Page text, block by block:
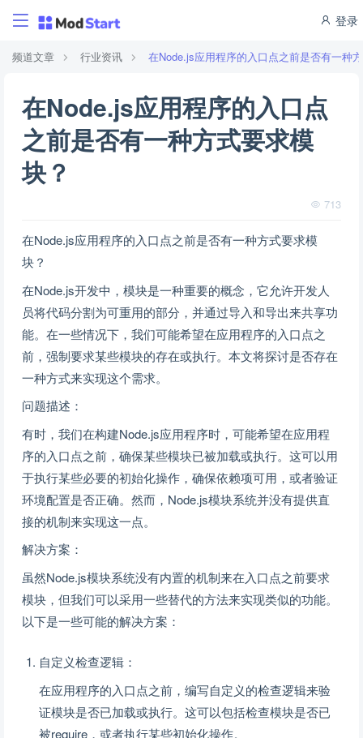
登录
频道文章 行业资讯 在Node.js应用程序的入口点之前是否有一种
在Node.js应用程序的入口点
之前是否有一种方式要求模
块？
713
在Node.js应用程序的入口点之前是否有一种方式要求模
块？
在Node.js开发中，模块是一种重要的概念，它允许开发人
员将代码分割为可重用的部分，并通过导入和导出来共享功
能。在一些情况下，我们可能希望在应用程序的入口点之
前，强制要求某些模块的存在或执行。本文将探讨是否存在
一种方式来实现这个需求。
问题描述：
有时，我们在构建Node.js应用程序时，可能希望在应用程
序的入口点之前，确保某些模块已被加载或执行。这可以用
于执行某些必要的初始化操作，确保依赖项可用，或者验证
环境配置是否正确。然而，Node.js模块系统并没有提供直
接的机制来实现这一点。
解决方案：
虽然Node.js模块系统没有内置的机制来在入口点之前要求
模块，但我们可以采用一些替代的方法来实现类似的功能。
以下是一些可能的解决方案：
自定义检查逻辑：
在应用程序的入口点之前，编写自定义的检查逻辑来验
证模块是否已加载或执行。这可以包括检查模块是否已
被require，或者执行某些初始化操作。